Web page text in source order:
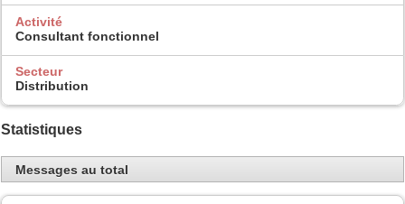
Activité
Consultant fonctionnel
Secteur
Distribution
Statistiques
Messages au total